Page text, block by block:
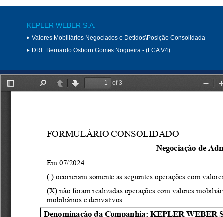
KEPLER WEBER S.A.
Valores Mobiliários Negociados e Detidos\Posição Consolidada
DRI: Bernardo Osborn Gomes Nogueira - (FCA V4)